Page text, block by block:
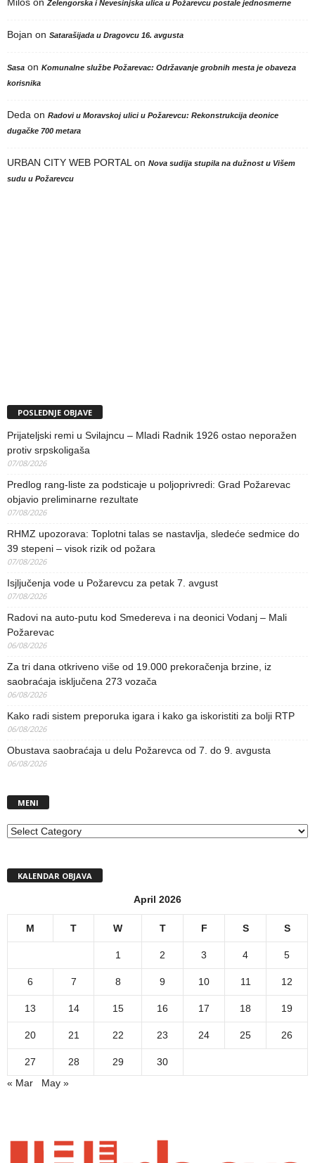
Zelengorska i Nevesinjska ulica u Požarevcu postale jednosmerne
Bojan on Satarašijada u Dragovcu 16. avgusta
Sasa on Komunalne službe Požarevac: Održavanje grobnih mesta je obaveza
korisnika
Deda on Radovi u Moravskoj ulici u Požarevcu: Rekonstrukcija deonice
dugačke 700 metara
URBAN CITY WEB PORTAL on Nova sudija stupila na dužnost u Višem
sudu u Požarevcu
POSLEDNJE OBJAVE
Prijateljski remi u Svilajncu – Mladi Radnik 1926 ostao neporažen
protiv srpskoligaša
07/08/2026
Predlog rang-liste za podsticaje u poljoprivredi: Grad Požarevac
objavio preliminarne rezultate
07/08/2026
RHMZ upozorava: Toplotni talas se nastavlja, sledeće sedmice do
39 stepeni – visok rizik od požara
07/08/2026
Isjljučenja vode u Požarevcu za petak 7. avgust
07/08/2026
Radovi na auto-putu kod Smedereva i na deonici Vodanj – Mali
Požarevac
06/08/2026
Za tri dana otkriveno više od 19.000 prekoračenja brzine, iz
saobraćaja isključena 273 vozača
06/08/2026
Kako radi sistem preporuka igara i kako ga iskoristiti za bolji RTP
06/08/2026
Obustava saobraćaja u delu Požarevca od 7. do 9. avgusta
06/08/2026
MENI
MENI
KALENDAR OBJAVA
April 2026
M T W T F S S
1 2 3 4 5
6 7 8 9 10 11 12
13 14 15 16 17 18 19
20 21 22 23 24 25 26
27 28 29
30
« Mar
May »